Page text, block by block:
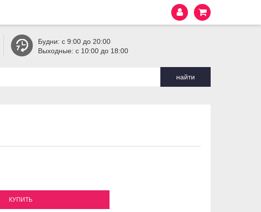
Будни: с 9:00 до 20:00
Выходные: с 10:00 до 18:00
найти
КУПИТЬ